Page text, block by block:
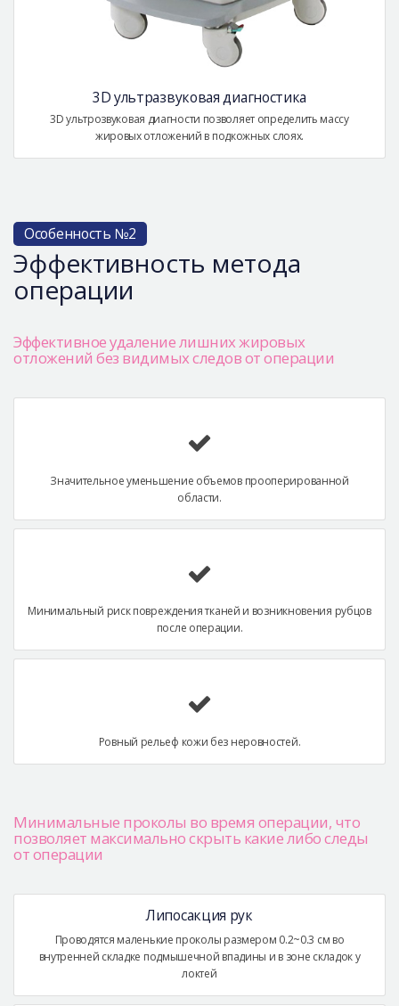
3D ультразвуковая диагностика
3D ультрозвуковая диагности позволяет определить массу
жировых отложений в подкожных слоях.
Особенность №2
Эффективность метода
операции
Эффективное удаление лишних жировых
отложений без видимых следов от операции
Значительное уменьшение объемов прооперированной
области.
Минимальный риск повреждения тканей и возникновения рубцов
после операции.
Ровный рельеф кожи без неровностей.
Минимальные проколы во время операции, что
позволяет максимально скрыть какие либо следы
от операции
Липосакция рук
Проводятся маленькие проколы размером 0.2~0.3 см во
внутренней складке подмышечной впадины и в зоне складок у
локтей